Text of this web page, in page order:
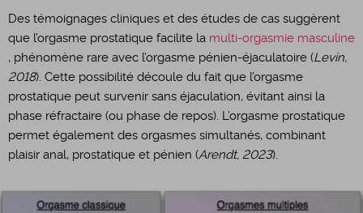
Des témoignages cliniques et des études de cas suggèrent
que l’orgasme prostatique facilite la multi-orgasmie masculine
, phénomène rare avec l’orgasme pénien-éjaculatoire (Levin,
2018). Cette possibilité découle du fait que l’orgasme
prostatique peut survenir sans éjaculation, évitant ainsi la
phase réfractaire (ou phase de repos). L’orgasme prostatique
permet également des orgasmes simultanés, combinant
plaisir anal, prostatique et pénien (Arendt, 2023).